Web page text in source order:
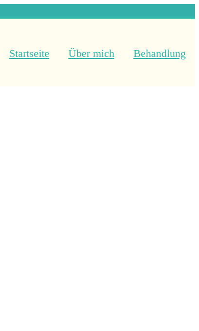
Startseite Über mich Behandlung